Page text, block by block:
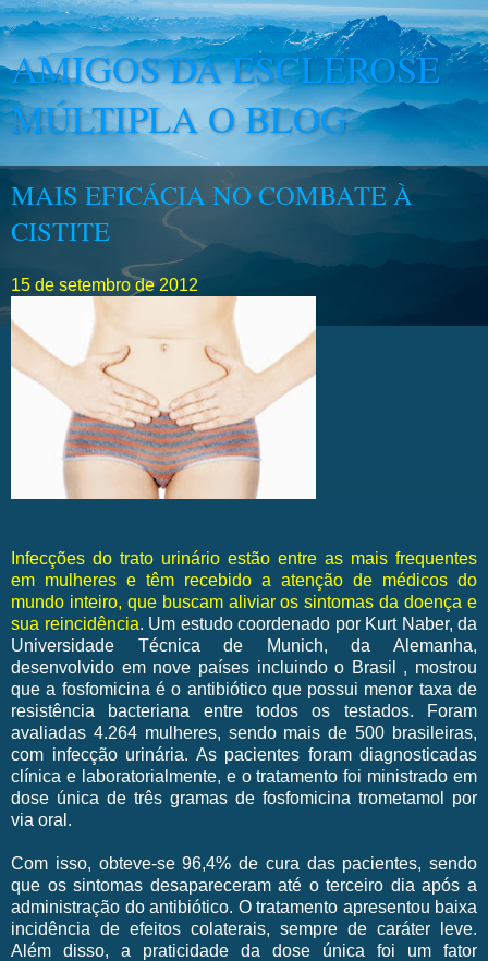
AMIGOS DA ESCLEROSE
MÚLTIPLA O BLOG
MAIS EFICÁCIA NO COMBATE À
CISTITE
15 de setembro de 2012
Infecções do trato urinário estão entre as mais frequentes
em mulheres e têm recebido a atenção de médicos do
mundo inteiro, que buscam aliviar os sintomas da doença e
sua reincidência. Um estudo coordenado por Kurt Naber, da
Universidade Técnica de Munich, da Alemanha,
desenvolvido em nove países incluindo o Brasil , mostrou
que a fosfomicina é o antibiótico que possui menor taxa de
resistência bacteriana entre todos os testados. Foram
avaliadas 4.264 mulheres, sendo mais de 500 brasileiras,
com infecção urinária. As pacientes foram diagnosticadas
clínica e laboratorialmente, e o tratamento foi ministrado em
dose única de três gramas de fosfomicina trometamol por
via oral.
Com isso, obteve-se 96,4% de cura das pacientes, sendo
que os sintomas desapareceram até o terceiro dia após a
administração do antibiótico. O tratamento apresentou baixa
incidência de efeitos colaterais, sempre de caráter leve.
Além disso, a praticidade da dose única foi um fator